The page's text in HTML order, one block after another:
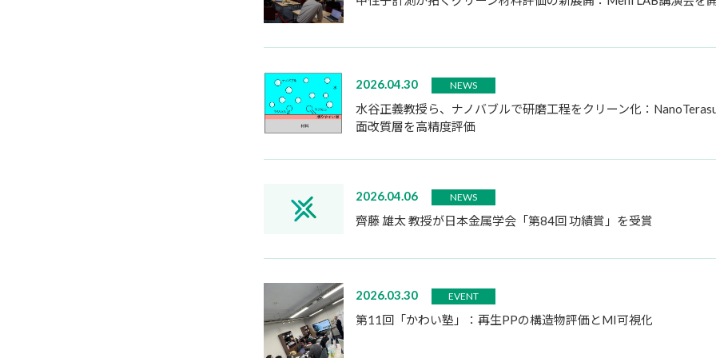
2026.04.30 NEWS
水谷正義教授ら、ナノバブルで研磨工程をクリーン化：
面改質層を高精度評価
2026.04.06 NEWS
齊藤 雄太 教授が日本金属学会「第84回 功績賞」を受賞
2026.03.30 EVENT
第11回「かわい塾」：再生PPの構造物評価とMI可視化